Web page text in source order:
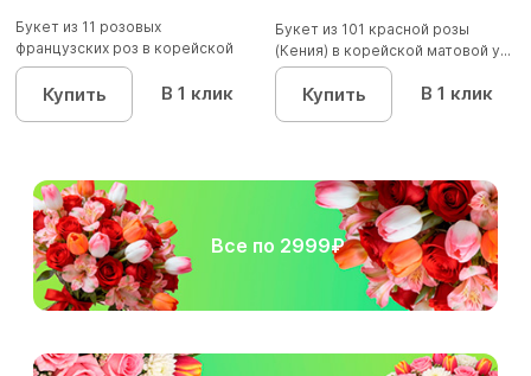
Букет из 11 розовых
французских роз в корейской
упаковк...
Купить В 1 клик
Букет из 101 красной розы
(Кения) в корейской матовой у...
Купить В 1 клик
Все по 2999₽